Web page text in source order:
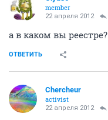
member
22 апреля 2012
а в каком вы реестре?
ОТВЕТИТЬ
Сhercheur
activist
22 апреля 2012